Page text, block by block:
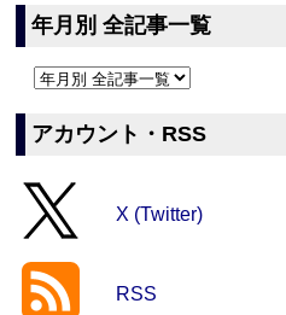
年月別 全記事一覧
アカウント・RSS
X (Twitter)
RSS